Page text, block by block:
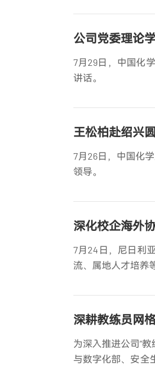
公司党委理论
7月29日，中国化
讲话。
王松柏赴绍兴
7月26日，中国化
领导。
深化校企海外
7月24日，尼日利
流、属地人才培养
深耕教练员网
为深入推进公司“
与数字化部、安全